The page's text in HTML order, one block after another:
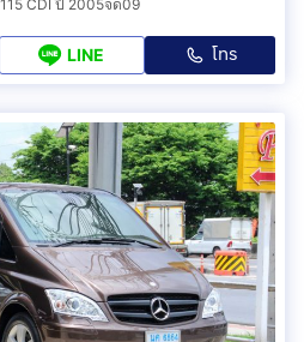
CDI ปี 2005จด09
LINE โทร